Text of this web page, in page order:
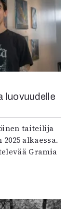
luovuudelle
taiteilija
alkaessa.
Gramia